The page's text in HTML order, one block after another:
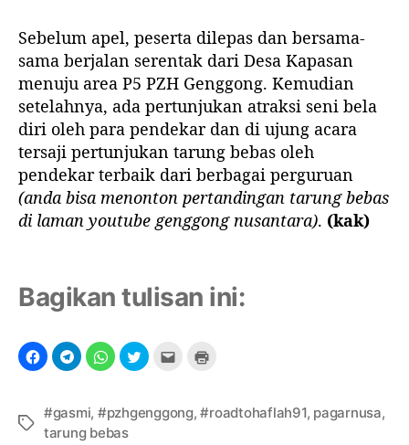
Sebelum apel, peserta dilepas dan bersama-
sama berjalan serentak dari Desa Kapasan
menuju area P5 PZH Genggong. Kemudian
setelahnya, ada pertunjukan atraksi seni bela
diri oleh para pendekar dan di ujung acara
tersaji pertunjukan tarung bebas oleh
pendekar terbaik dari berbagai perguruan
(anda bisa menonton pertandingan tarung bebas
di laman youtube genggong nusantara). (kak)
Bagikan tulisan ini:
T
#gasmi, #pzhgenggong,#roadtohaflah91, pagarnusa,
tarung bebas